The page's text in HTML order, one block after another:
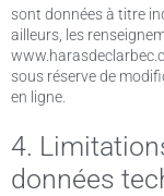
sont données à titre
ailleurs, les
sous réserve de
en ligne.
4.
données